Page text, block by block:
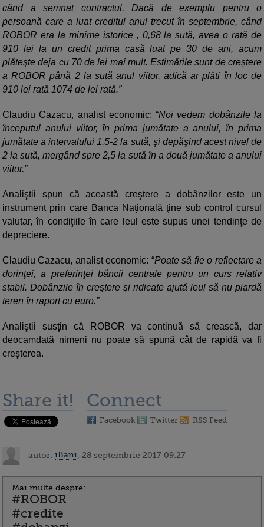
când a semnat contractul. Dacă de exemplu pentru o
persoană care a luat creditul anul trecut în septembrie, când
ROBOR era la minime istorice , 0,68 la sută, avea o rată de
910 lei la un credit prima casă luat pe 30 de ani, acum
plăteşte deja cu 70 de lei mai mult. Estimările sunt de creștere
a ROBOR până 2 la sută anul viitor, adică ar plăti în loc de
910 lei rată 1074 de lei rată.”
Claudiu Cazacu, analist economic: “Noi vedem dobânzile la
începutul anului viitor, în prima jumătate a anului, în prima
jumătate a intervalului 1,5-2 la sută, şi depăşind acest nivel de
2 la sută, mergând spre 2,5 la sută în a două jumătate a anului
viitor.”
Analiştii spun că această creştere a dobânzilor este un
instrument prin care Banca Naţională ţine sub control cursul
valutar, în condiţiile în care leul este supus unei tendinţe de
depreciere.
Claudiu Cazacu, analist economic: “Poate să fie o reflectare a
dorinţei, a preferinţei băncii centrale pentru un curs relativ
stabil. Dobânzile în creştere şi ridicate ajută leul să nu piardă
teren în raport cu euro.”
Analiştii susţin că ROBOR va continuă să crească, dar
deocamdată nimeni nu poate să spună cât de rapidă va fi
creşterea.
Share it! Connect
Facebook Twitter RSS Feed
autor: iBani , 28 septembrie 2017 09:27
Mai multe despre:
#ROBOR
#credite